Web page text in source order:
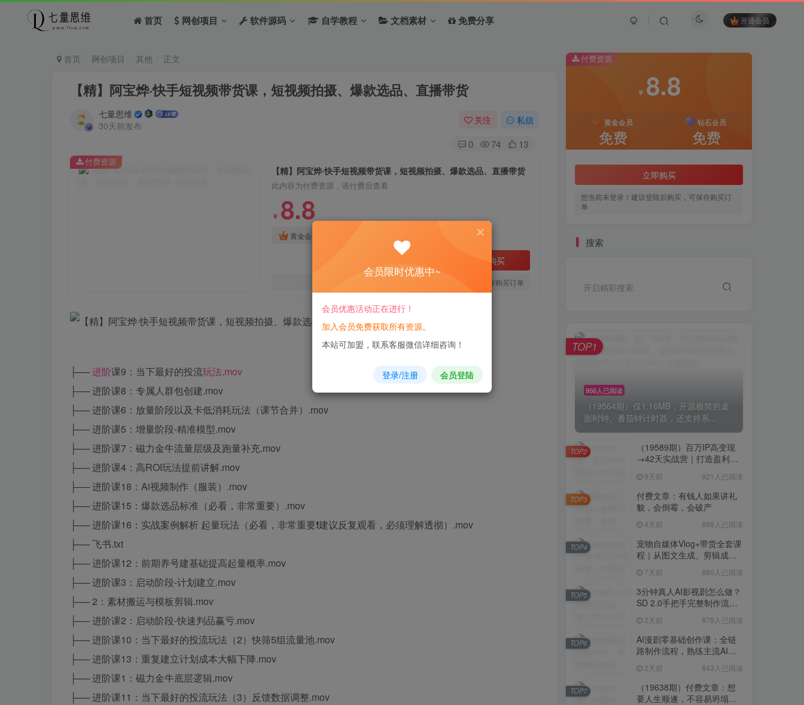
首页 网创项目 软件源码 自学教程 文档素材 免费分享 开通会员
首页 网创项目 其他 正文
【精】阿宝烨·快手短视频带货课，短视频拍摄、爆款选品、直播带货
七量思维
30天前发布
关注 私信
0 74 13
【精】阿宝烨·快手短视频带货课，短视频拍摄、爆款选品、直播带货
此内容为付费资源，请付费后查看
￥ 8.8
黄金会员
立即购买
您当前未登录！建议登陆后购买，可保存购买订单
付费资源
├──进阶课9：当下最好的投流玩法.mov
├── 进阶课8：专属人群包创建.mov
├── 进阶课6：放量阶段以及卡低消耗玩法（课节合并）.mov
├── 进阶课5：增量阶段-精准模型.mov
├── 进阶课7：磁力金牛流量层级及跑量补充.mov
├── 进阶课4：高ROI玩法提前讲解.mov
├── 进阶课18：Ai视频制作（服装）.mov
├── 进阶课15：爆款选品标准（必看，非常重要）.mov
├── 进阶课16：实战案例解析 起量玩法（必看，非常重要❗️建议反复观看，必须理解透彻）.mov
├── 飞书.txt
├── 进阶课12：前期养号建基础提高起量概率.mov
├── 进阶课3：启动阶段-计划建立.mov
├── 2：素材搬运与模板剪辑.mov
├── 进阶课2：启动阶段-快速判品赢亏.mov
├── 进阶课10：当下最好的投流玩法（2）快筛5组流量池.mov
├── 进阶课13：重复建立计划成本大幅下降.mov
├── 进阶课1：磁力金牛底层逻辑.mov
├── 进阶课11：当下最好的投流玩法（3）反馈数据调整.mov
付费资源
￥ 8.8
黄金会员
免费
钻石会员
免费
立即购买
您当前未登录！建议登陆后购买，可保存购买订
单
搜索
开启精彩搜索
956人已阅读
（19564期）仅1.16MB，开源极简的桌
面时钟、番茄钟计时器，还支持系...
TOP1
（19589期）百万IP高变现
→42天实战营｜打造盈利赚
域转化批量成交积累客户案
例
9天前 921人已阅读
TOP2
付费文章：有钱人如果讲礼
貌，会倒霉，会破产
4天前 888人已阅读
TOP3
宠物自媒体Vlog+带货全套课
程｜从图文生成、剪辑成片
7天前 880人已阅读
TOP4
3分钟真人AI影视剧怎么做？
SD 2.0手把手完整制作流程
无限生成
2天前 879人已阅读
TOP5
AI漫剧零基础创作课：全链
路制作流程，熟练主流AI工
2天前 843人已阅读
TOP6
（19638期）付费文章：想
要人生顺遂，不容易坍塌，
TOP7
会员限时优惠中~
会员优惠活动正在进行！
加入会员免费获取所有资源。
本站可加盟，联系客服微信详细咨询！
登录/注册 会员登陆